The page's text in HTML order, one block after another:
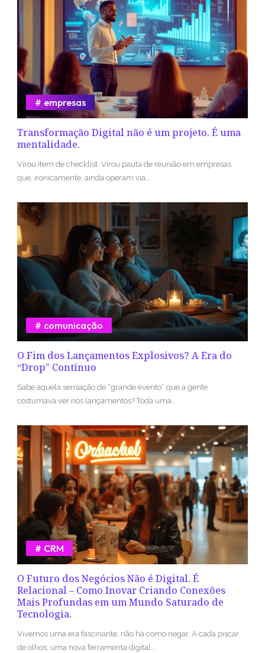
Transformação Digital não é um projeto. É uma
mentalidade.
empresas
Virou item de checklist. Virou pauta de reunião em empresas
que, ironicamente, ainda operam via...
O Fim dos Lançamentos Explosivos? A Era do
“Drop” Contínuo
comunicação
Sabe aquela sensação de “grande evento” que a gente
costumava ver nos lançamentos? Toda uma...
O Futuro dos Negócios Não é Digital. É
Relacional – Como Inovar Criando Conexões
Mais Profundas em um Mundo Saturado de
Tecnologia.
CRM
Vivemos uma era fascinante, não há como negar. A cada piscar
de olhos, uma nova ferramenta digital...